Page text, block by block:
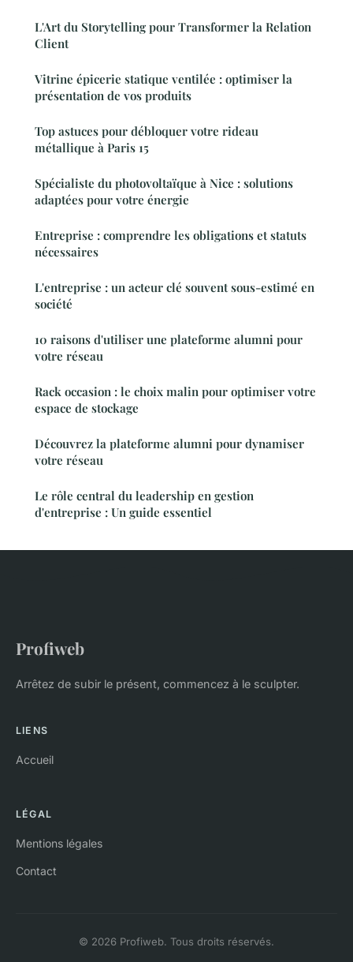
L'Art du Storytelling pour Transformer la Relation
Client
Vitrine épicerie statique ventilée : optimiser la
présentation de vos produits
Top astuces pour débloquer votre rideau
métallique à Paris 15
Spécialiste du photovoltaïque à Nice : solutions
adaptées pour votre énergie
Entreprise : comprendre les obligations et statuts
nécessaires
L'entreprise : un acteur clé souvent sous-estimé en
société
10 raisons d'utiliser une plateforme alumni pour
votre réseau
Rack occasion : le choix malin pour optimiser votre
espace de stockage
Découvrez la plateforme alumni pour dynamiser
votre réseau
Le rôle central du leadership en gestion
d'entreprise : Un guide essentiel
Profiweb
Arrêtez de subir le présent, commencez à le sculpter.
LIENS
Accueil
LÉGAL
Mentions légales
Contact
© 2026 Profiweb. Tous droits réservés.